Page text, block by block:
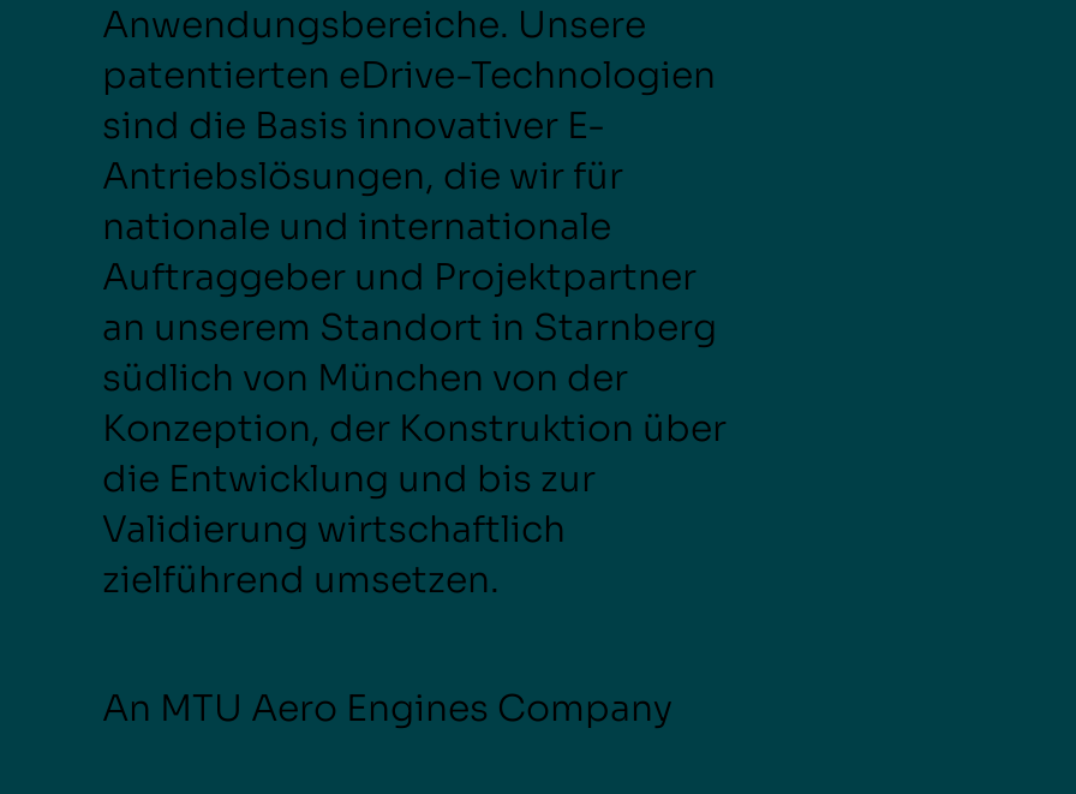
Anwendungsbereiche. Unsere
patentierten eDrive-Technologien
sind die Basis innovativer E-
Antriebslösungen, die wir für
nationale und internationale
Auftraggeber und Projektpartner
an unserem Standort in Starnberg
südlich von München von der
Konzeption, der Konstruktion über
die Entwicklung und bis zur
Validierung wirtschaftlich
zielführend umsetzen.
An MTU Aero Engines Company